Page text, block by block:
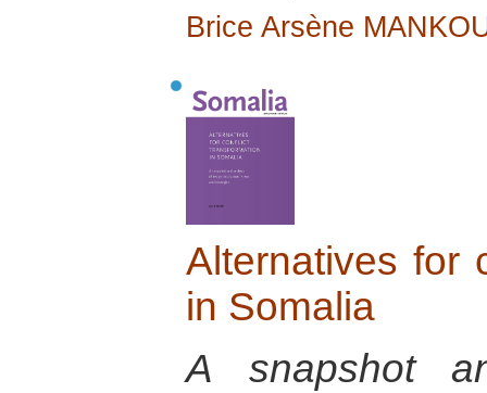
Brice Arsène
Alternatives for
in Somalia
A snapshot